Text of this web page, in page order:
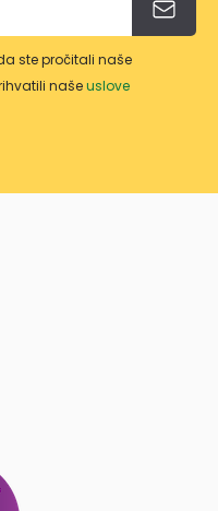
ste pročitali naše
našeuslove